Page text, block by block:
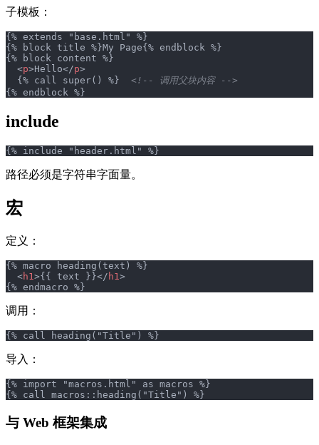
子模板：
{% extends "base.html" %}
{% block title %}My Page{% endblock %}
{% block content %}
  <
p>Hello</p>
  {% call super() %}
<!-- 调用父块内容 -->
{% endblock %}
include
{% include "header.html" %}
路径必须是字符串字面量。
宏
定义：
{% macro heading(text) %}
  <
h1 >{{ text }}</ h1 >
{% endmacro %}
调用：
{% call heading("Title") %}
导入：
{% import "macros.html" as macros %}
{% call macros::heading("Title") %}
与 Web 框架集成